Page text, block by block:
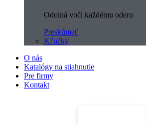
Odolná voči každému oderu
Preskúmať
Kľučky
O nás
Katalógy na stiahnutie
Pre firmy
Kontakt